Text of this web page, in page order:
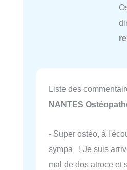
Liste des
NANTES
- Super ostéo, à
sympa ! Je suis
mal de dos atroce et